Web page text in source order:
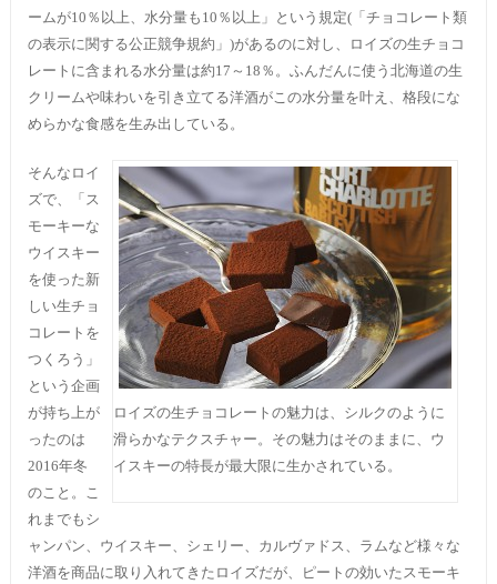
ームが10％以上、水分量も10％以上」という規定(「チョコレート類
の表示に関する公正競争規約」)があるのに対し、ロイズの生チョコ
レートに含まれる水分量は約17～18％。ふんだんに使う北海道の生
クリームや味わいを引き立てる洋酒がこの水分量を叶え、格段にな
めらかな食感を生み出している。
ロイズの生チョコレートの魅力は、シルクのように
滑らかなテクスチャー。その魅力はそのままに、ウ
イスキーの特長が最大限に生かされている。
そんなロイ
ズで、「ス
モーキーな
ウイスキー
を使った新
しい生チョ
コレートを
つくろう」
という企画
が持ち上が
ったのは
2016年冬
のこと。こ
れまでもシ
ャンパン、ウイスキー、シェリー、カルヴァドス、ラムなど様々な
洋酒を商品に取り入れてきたロイズだが、ピートの効いたスモーキ